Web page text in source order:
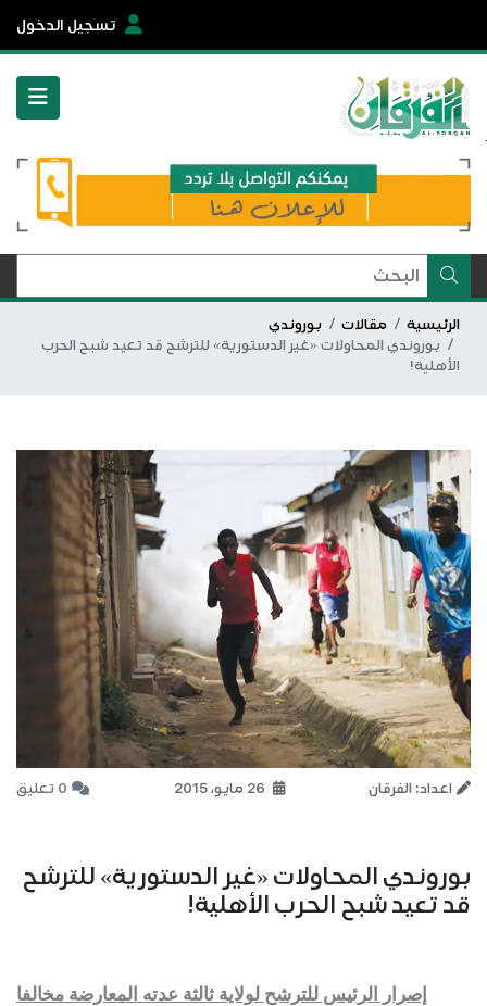
تسجيل الدخول
الرئيسية مقالات
بوروندي
بوروندي المحاولات «غير الدستورية» للترشح قد تعيد شبح الحرب
الأهلية!
اعداد: الفرقان 0 تعليق
بوروندي المحاولات «غير الدستورية» للترشح
قد تعيد شبح الحرب الأهلية!
إصرار الرئيس للترشح لولاية ثالثة عدته المعارضة مخالفا